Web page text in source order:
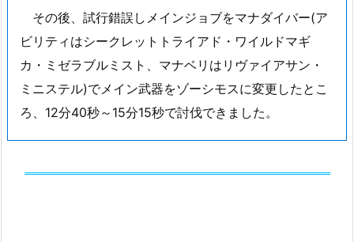
その後、試行錯誤しメインジョブをマナダイバー(ア
ビリティはシークレットトライアド・ワイルドマギ
カ・ミゼラブルミスト、マナベリはリヴァイアサン・
ミニステル)でメイン武器をゾーシモスに変更したとこ
ろ、12分40秒～15分15秒で討伐できました。